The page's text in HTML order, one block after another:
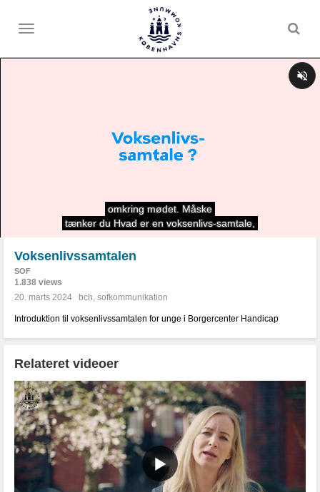
Toggle
Voksenlivssamtalen
SOF
1.838 views
20. marts 2024
bch, sofkommunikation
Introduktion til voksenlivssamtalen for unge i Borgercenter Handicap
Relateret videoer